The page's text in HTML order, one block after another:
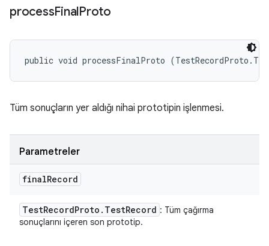
processFinalProto
public void processFinalProto
Tüm sonuçların yer aldığı nihai prototipin işlenmesi.
Parametreler
finalRecord
TestRecordProto . TestRecord : Tüm çağırma
sonuçlarını içeren son prototip.